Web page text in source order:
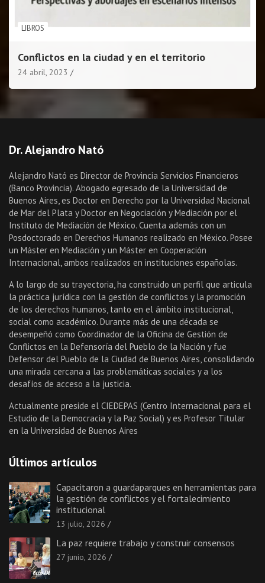
LIBROS
Conflictos en la ciudad y en el territorio
24 abril, 2023
Dr. Alejandro Nató
Alejandro Nató es Director de Provincia Servicios Financieros
(Banco Provincia). Abogado egresado de la Universidad de
Buenos Aires, es Doctor en Derecho por la Universidad Nacional
de Mar del Plata y Doctor en Negociación y Mediación por el
Instituto de Mediación de México. Cuenta además con un
Posdoctorado en Derechos Humanos realizado en México. Posee
un Máster en Mediación y un Máster en Cooperación
Internacional, ambos realizados en instituciones españolas.
A lo largo de su trayectoria, ha construido un perfil que articula
la práctica jurídica con la gestión de conflictos y la promoción
de los derechos humanos, tanto en el ámbito institucional,
social como académico. Durante más de una década se
desempeñó como Coordinador de la Oficina de Gestión de
Conflictos en la Defensoría del Pueblo de la Nación y fue
Defensor del Pueblo de la Ciudad de Buenos Aires, consolidando
una mirada cercana a las problemáticas sociales y a los
desafíos de acceso a la justicia.
Actualmente preside el CIEDEPAS (Centro Internacional para el
Estudio de la Democracia y la Paz Social) y es Profesor Titular
en la Universidad de Buenos Aires
Últimos artículos
Capacitaron a guardaparques en herramientas para
la gestión de conflictos y el fortalecimiento
institucional
13 julio, 2026
La paz requiere trabajo y construir consensos
27 junio, 2026